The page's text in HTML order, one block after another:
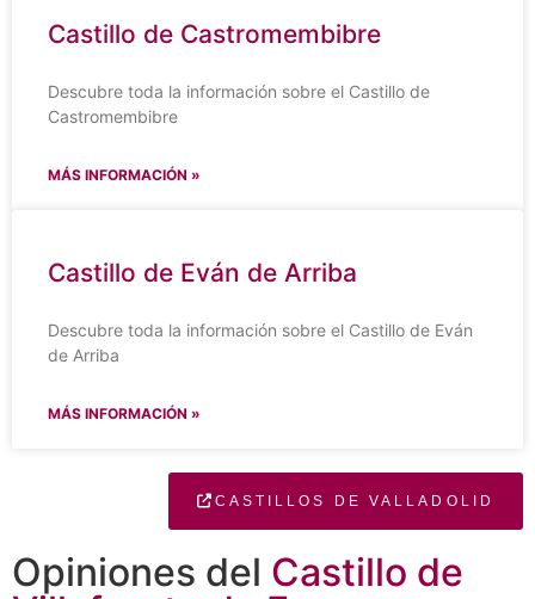
Castillo de Castromembibre
Descubre toda la información sobre el Castillo de
Castromembibre
MÁS INFORMACIÓN »
Castillo de Eván de Arriba
Descubre toda la información sobre el Castillo de Eván
de Arriba
MÁS INFORMACIÓN »
CASTILLOS DE VALLADOLID
Opiniones del Castillo de